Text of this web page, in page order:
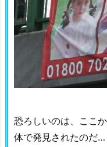
恐ろしいのは、ここ
体で発見されたのだ…